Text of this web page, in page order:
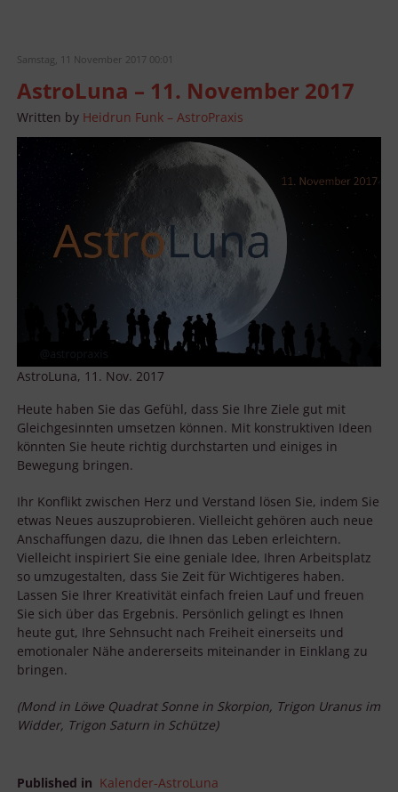
Samstag, 11 November 2017 00:01
AstroLuna – 11. November 2017
Written by Heidrun Funk – AstroPraxis
AstroLuna, 11. Nov. 2017
Heute haben Sie das Gefühl, dass Sie Ihre Ziele gut mit
Gleichgesinnten umsetzen können. Mit konstruktiven Ideen
könnten Sie heute richtig durchstarten und einiges in
Bewegung bringen.
Ihr Konflikt zwischen Herz und Verstand lösen Sie, indem Sie
etwas Neues auszuprobieren. Vielleicht gehören auch neue
Anschaffungen dazu, die Ihnen das Leben erleichtern.
Vielleicht inspiriert Sie eine geniale Idee, Ihren Arbeitsplatz
so umzugestalten, dass Sie Zeit für Wichtigeres haben.
Lassen Sie Ihrer Kreativität einfach freien Lauf und freuen
Sie sich über das Ergebnis. Persönlich gelingt es Ihnen
heute gut, Ihre Sehnsucht nach Freiheit einerseits und
emotionaler Nähe andererseits miteinander in Einklang zu
bringen.
(Mond in Löwe Quadrat Sonne in Skorpion, Trigon Uranus im
Widder, Trigon Saturn in Schütze)
Published in Kalender-AstroLuna